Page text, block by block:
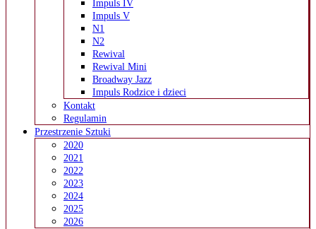
Impuls IV
Impuls V
N1
N2
Rewival
Rewival Mini
Broadway Jazz
Impuls Rodzice i dzieci
Kontakt
Regulamin
Przestrzenie Sztuki
2020
2021
2022
2023
2024
2025
2026